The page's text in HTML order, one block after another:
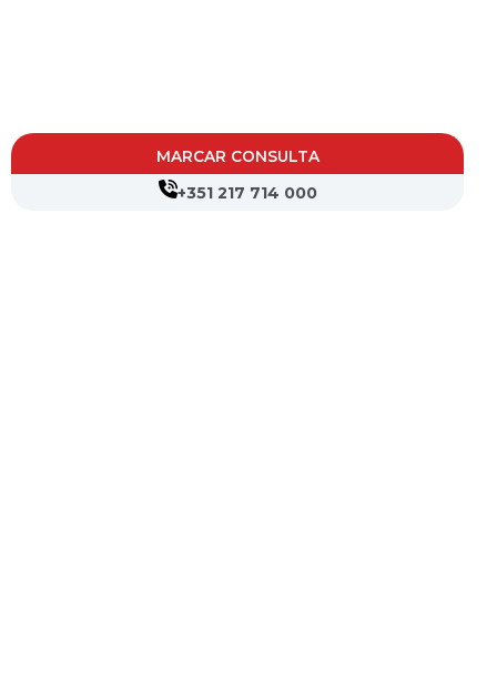
MARCAR CONSULTA
+351 217 714 000